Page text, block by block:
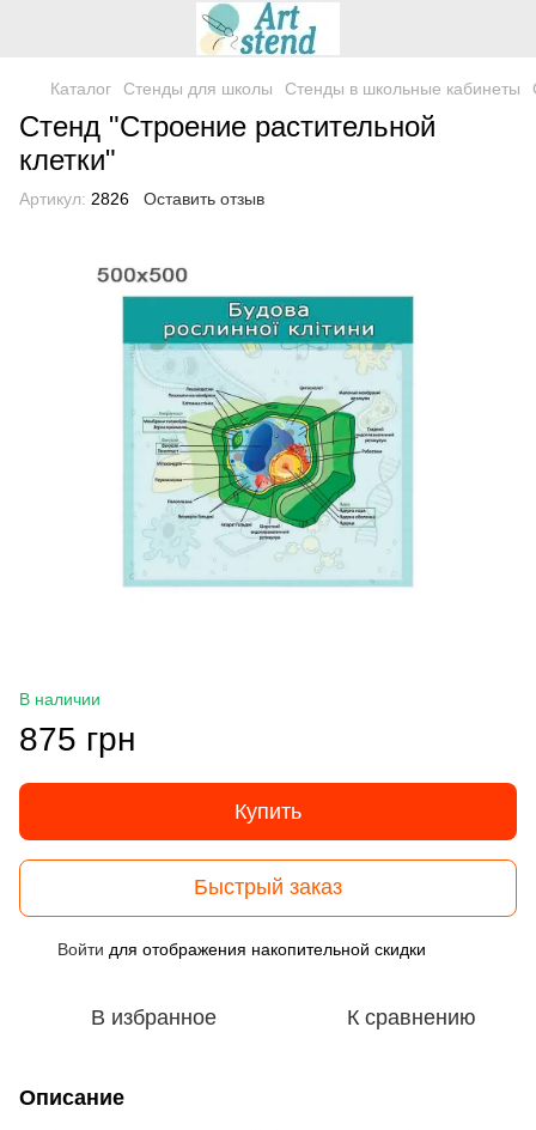
Каталог Стенды для школы Стенды в школьные кабинеты
Стенд "Строение растительной
клетки"
Артикул: 2826 Оставить отзыв
В наличии
875 грн
Купить
Быстрый заказ
Войти для отображения накопительной скидки
В избранное К сравнению
Описание